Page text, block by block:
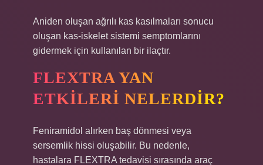
Aniden oluşan ağrılı kas kasılmaları sonucu
oluşan kas-iskelet sistemi semptomlarını
gidermek için kullanılan bir ilaçtır.
FLEXTRA YAN
ETKILERI NELERDIR?
Feniramidol alırken baş dönmesi veya
sersemlik hissi oluşabilir. Bu nedenle,
hastalara FLEXTRA tedavisi sırasında araç